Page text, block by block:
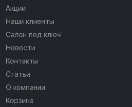
Акции
Наши клиенты
Салон под ключ
Новости
Контакты
Статьи
О компании
Корзина